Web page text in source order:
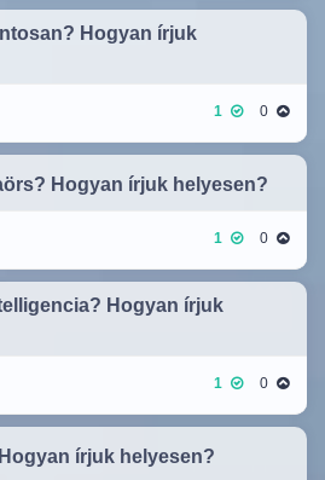
Hogyan írjuk
1 0
Hogyan írjuk helyesen?
1 0
Hogyan írjuk
1 0
írjuk helyesen?